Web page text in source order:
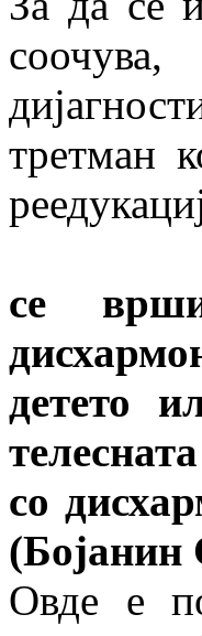
третман
се
детето
со
(Бојанин
Овде е